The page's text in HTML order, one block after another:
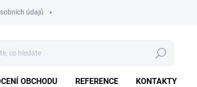
údajů
Hledat
OBCHODU REFERENCE KONTAKTY